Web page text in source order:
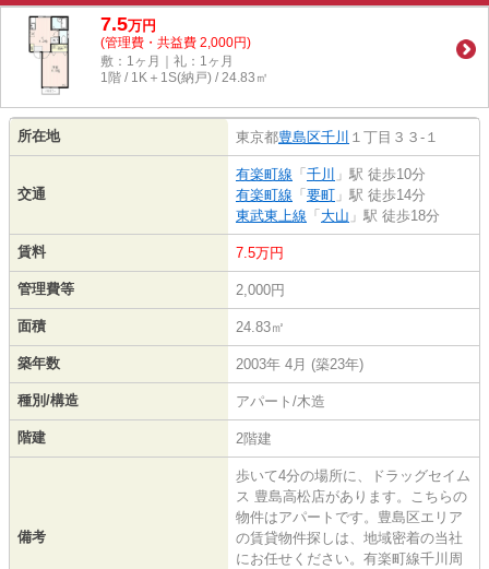
7.5万円
(管理費・共益費 2,000円)
敷：1ヶ月｜礼：1ヶ月
1階 / 1K＋1S(納戸) / 24.83㎡
所在地 東京都豊島区千川 １丁目３３-１
交通
有楽町線 「 千川 」駅 徒歩10分
有楽町線 「 要町 」駅 徒歩14分
東武東上線 「 大山 」駅 徒歩18分
賃料 7.5万円
管理費等 2,000円
面積 24.83㎡
築年数 2003年 4月 (築23年)
種別/構造 アパート/木造
階建 2階建
備考
歩いて4分の場所に、ドラッグセイム
ス 豊島高松店があります。こちらの
物件はアパートです。豊島区エリア
の賃貸物件探しは、地域密着の当社
にお任せください。有楽町線千川周